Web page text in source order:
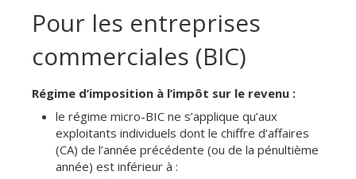
Pour les entreprises
commerciales (BIC)
Régime d’imposition à l’impôt sur le revenu :
le régime micro-BIC ne s’applique qu’aux
exploitants individuels dont le chiffre d’affaires
(CA) de l’année précédente (ou de la pénultième
année) est inférieur à :